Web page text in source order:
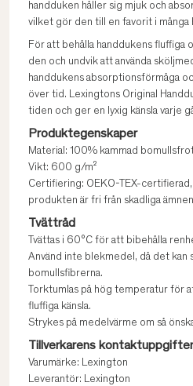
handduken håller sig mjuk och
vilket gör den till en favorit i många
För att behålla handdukens fluffiga
den och undvik att använda
handdukens absorptionsförmåga
över tid. Lexingtons Original
tiden och ger en lyxig känsla varje
Produktegenskaper
Material: 100% kammad
Vikt: 600 g/m²
Certifiering: OEKO-TEX-
produkten är fri från skadliga
Tvättråd
Tvättas i 60°C för att bibehålla
Använd inte blekmedel, då det kan
bomullsfibrerna.
Torktumlas på hög temperatur för
fluffiga känsla.
Strykes på medelvärme om så
Tillverkarens kontaktuppgifter
Varumärke: Lexington
Leverantör: Lexington